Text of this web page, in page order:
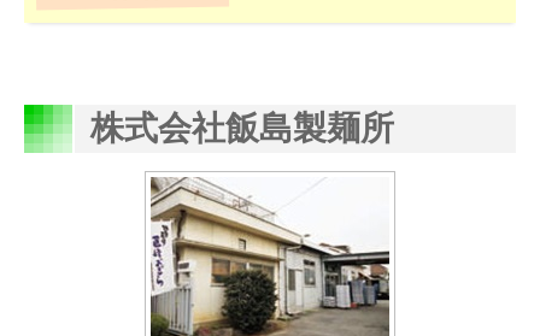
株式会社飯島製麺所